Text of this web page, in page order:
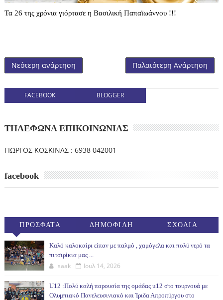
Τα 26 της χρόνια γιόρτασε η Βασιλική Παπαϊωάννου !!!
Νεότερη ανάρτηση Παλαιότερη Ανάρτηση
FACEBOOK BLOGGER
ΤΗΛΕΦΩΝΑ ΕΠΙΚΟΙΝΩΝΙΑΣ
ΓΙΩΡΓΟΣ ΚΟΣΚΙΝΑΣ : 6938 042001
facebook
ΠΡΟΣΦΑΤΑ ΔΗΜΟΦΙΛΗ ΣΧΟΛΙΑ
Καλό καλοκαίρι είπαν με παλμό , χαμόγελα και πολύ νερό τα
πιτσιρίκια μας ...
isaak Ιουλ 14, 2026
U12 :Πολύ καλή παρουσία της ομάδας u12 στο τουρνουά με
Ολυμπιακό Πανελευσινιακό και Ίριδα Απροπύργου στο